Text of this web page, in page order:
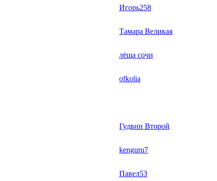
Игорь258
Тамара Великая
лёша сочи
ofkolia
Гудвин Второй
kenguru7
Павел53